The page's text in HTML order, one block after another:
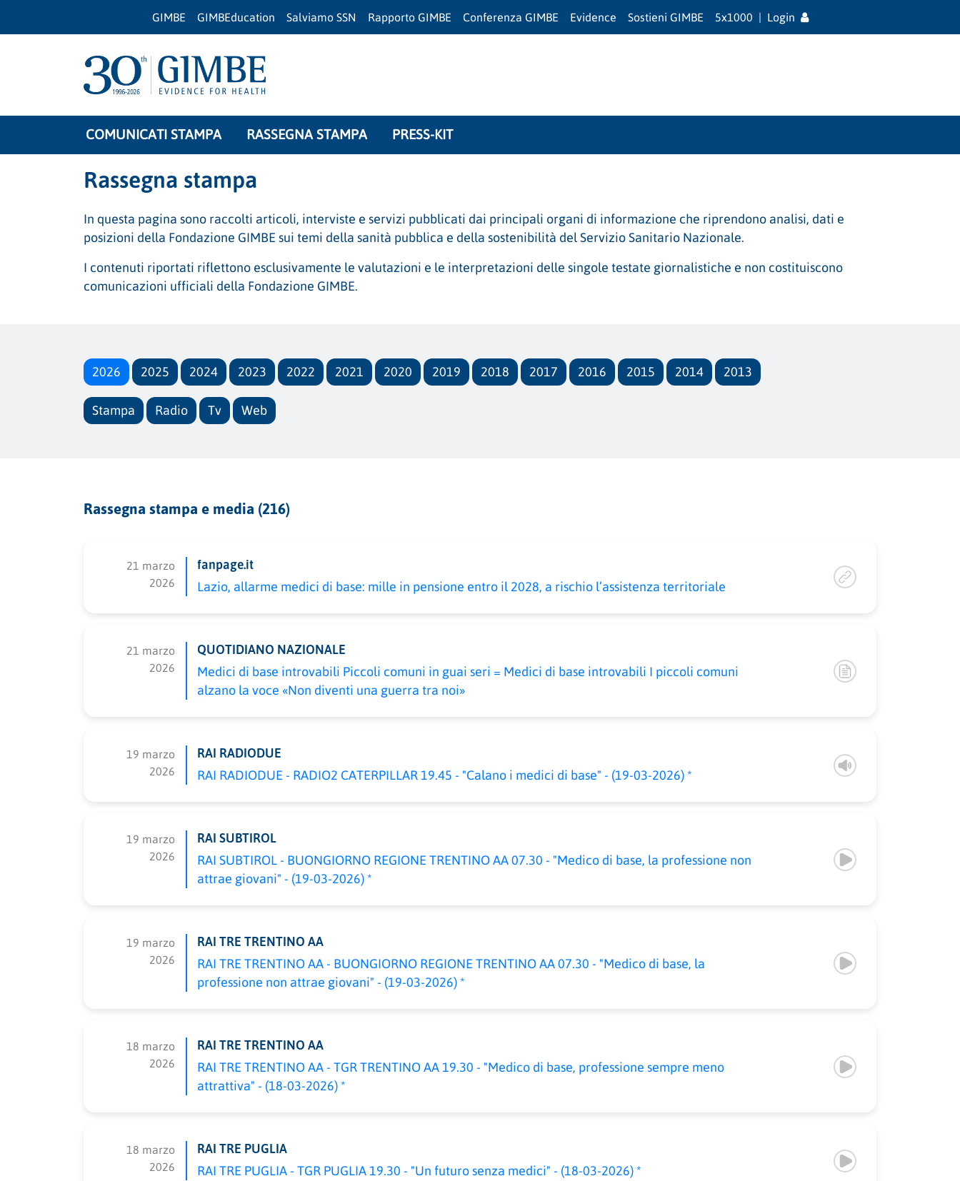
GIMBE GIMBEducation Salviamo SSN Rapporto GIMBE Conferenza GIMBE Evidence Sostieni GIMBE 5x1000 | Login
COMUNICATI STAMPA RASSEGNA STAMPA PRESS-KIT
Rassegna stampa
In questa pagina sono raccolti articoli, interviste e servizi pubblicati dai principali organi di informazione che riprendono analisi, dati e
posizioni della Fondazione GIMBE sui temi della sanità pubblica e della sostenibilità del Servizio Sanitario Nazionale.
I contenuti riportati riflettono esclusivamente le valutazioni e le interpretazioni delle singole testate giornalistiche e non costituiscono
comunicazioni ufficiali della Fondazione GIMBE.
2026 2025 2024 2023 2022 2021 2020 2019 2018 2017 2016 2015 2014 2013
Stampa Radio Tv Web
Rassegna stampa e media (216)
21 marzo
2026
fanpage.it
Lazio, allarme medici di base: mille in pensione entro il 2028, a rischio l’assistenza territoriale
21 marzo
2026
QUOTIDIANO NAZIONALE
Medici di base introvabili Piccoli comuni in guai seri = Medici di base introvabili I piccoli comuni
alzano la voce «Non diventi una guerra tra noi»
19 marzo
2026
RAI RADIODUE
RAI RADIODUE - RADIO2 CATERPILLAR 19.45 - "Calano i medici di base" - (19-03-2026) *
19 marzo
2026
RAI SUBTIROL
RAI SUBTIROL - BUONGIORNO REGIONE TRENTINO AA 07.30 - "Medico di base, la professione non
attrae giovani" - (19-03-2026) *
19 marzo
2026
RAI TRE TRENTINO AA
RAI TRE TRENTINO AA - BUONGIORNO REGIONE TRENTINO AA 07.30 - "Medico di base, la
professione non attrae giovani" - (19-03-2026) *
18 marzo
2026
RAI TRE TRENTINO AA
RAI TRE TRENTINO AA - TGR TRENTINO AA 19.30 - "Medico di base, professione sempre meno
attrattiva" - (18-03-2026) *
18 marzo
2026
RAI TRE PUGLIA
RAI TRE PUGLIA - TGR PUGLIA 19.30 - "Un futuro senza medici" - (18-03-2026) *